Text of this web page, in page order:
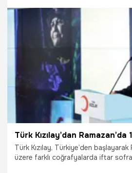
26.02.2026 Gündem
Türk Kızılay, Türkiye’den
üzere farklı coğrafyalarda iftar